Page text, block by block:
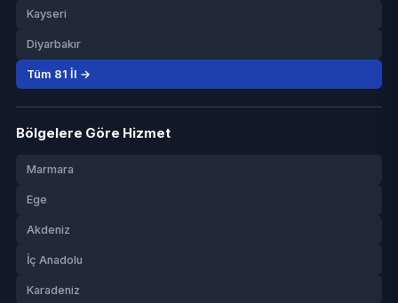
Kayseri
Diyarbakır
Tüm 81 İl →
Bölgelere Göre Hizmet
Marmara
Ege
Akdeniz
İç Anadolu
Karadeniz